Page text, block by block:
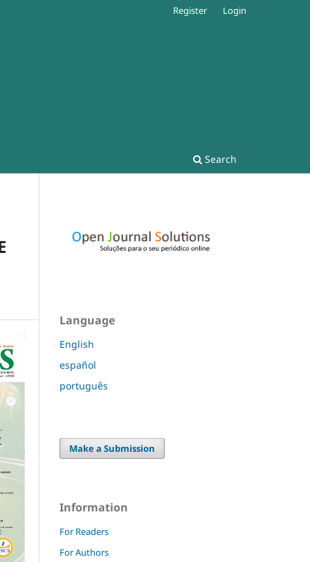
Search
Register Login
Language
English
español
português
Make a Submission
Information
For Readers
For Authors